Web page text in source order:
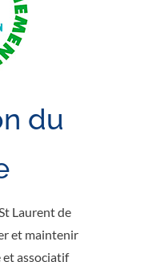
du
Laurent de
et maintenir
et associatif